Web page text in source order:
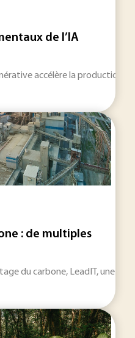
de l’IA
accélère la production
: de multiples
du carbone, LeadIT, une